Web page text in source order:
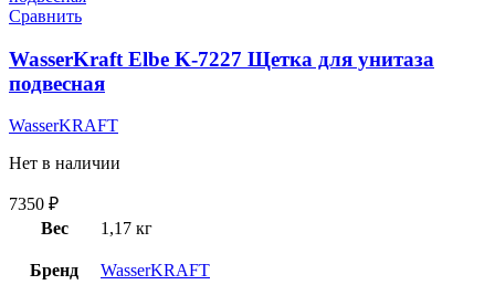
Сравнить
WasserKraft Elbe K-7227 Щетка для унитаза
подвесная
WasserKRAFT
Нет в наличии
7350 ₽
Вес
1,17 кг
Бренд WasserKRAFT